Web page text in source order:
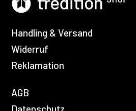
Handling & Versand
Widerruf
Reklamation
AGB